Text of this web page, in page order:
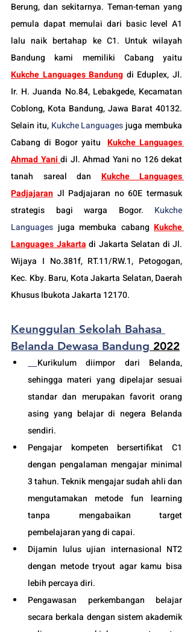
Berung, dan sekitarnya. Teman-teman yang
pemula dapat memulai dari basic level A1
lalu naik bertahap ke C1. Untuk wilayah
Kukche Languages Bandung di Eduplex, Jl.
Ir. H. Juanda No.84, Lebakgede, Kecamatan
Coblong, Kota Bandung, Jawa Barat 40132.
Selain itu, Kukche Languages juga membuka
Cabang di Bogor yaitu Kukche Languages
Ahmad Yani di Jl. Ahmad Yani no 126 dekat
tanah sareal dan Kukche Languages
Padjajaran Jl Padjajaran no 60E termasuk
strategis bagi warga Bogor. Kukche
Languages juga membuka cabang Kukche
Languages Jakarta di Jakarta Selatan di Jl.
Wijaya I No.381f, RT.11/RW.1, Petogogan,
Kec. Kby. Baru, Kota Jakarta Selatan, Daerah
Khusus Ibukota Jakarta 12170.
Keunggulan Sekolah Bahasa
Belanda Dewasa Bandung 2022
Kurikulum diimpor dari Belanda,
sehingga materi yang dipelajar sesuai
standar dan merupakan favorit orang
asing yang belajar di negera Belanda
sendiri.
Pengajar kompeten bersertifikat C1
dengan pengalaman mengajar minimal
3 tahun. Teknik mengajar sudah ahli dan
mengutamakan metode fun learning
tanpa mengabaikan target
pembelajaran yang di capai.
Dijamin lulus ujian internasional NT2
dengan metode tryout agar kamu bisa
lebih percaya diri.
Pengawasan perkembangan belajar
secara berkala dengan sistem akademik